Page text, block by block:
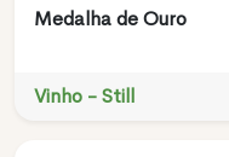
Medalha de Ouro
Vinho - Still